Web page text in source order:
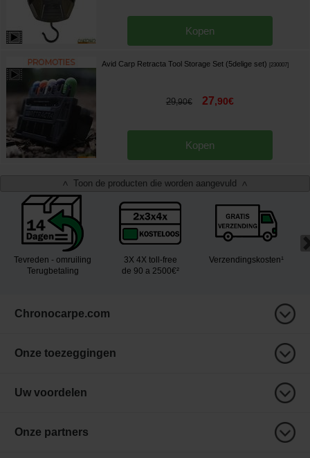
Kopen
Avid Carp Retracta Tool Storage Set (5delige set) 230007]
29,90€ 27,90€
Kopen
< Toon de producten die worden aangevuld >
Tevreden - omruiling
Terugbetaling
3X 4X toll-free
de 90 a 2500€²
Verzendingskosten¹
Chronocarpe.com
Onze toezeggingen
Uw voordelen
Onze partners